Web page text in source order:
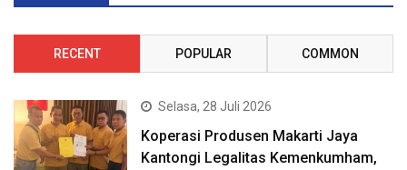
RECENT POPULAR COMMON
Selasa, 28 Juli 2026
Koperasi Produsen Makarti Jaya
Kantongi Legalitas Kemenkumham,